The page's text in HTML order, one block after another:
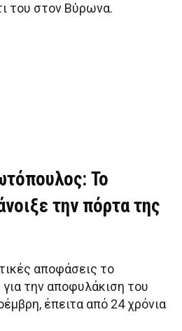
του στον Βύρωνα.
Το
την πόρτα της
αποφάσεις το
την αποφυλάκιση του
έπειτα από 24 χρόνια